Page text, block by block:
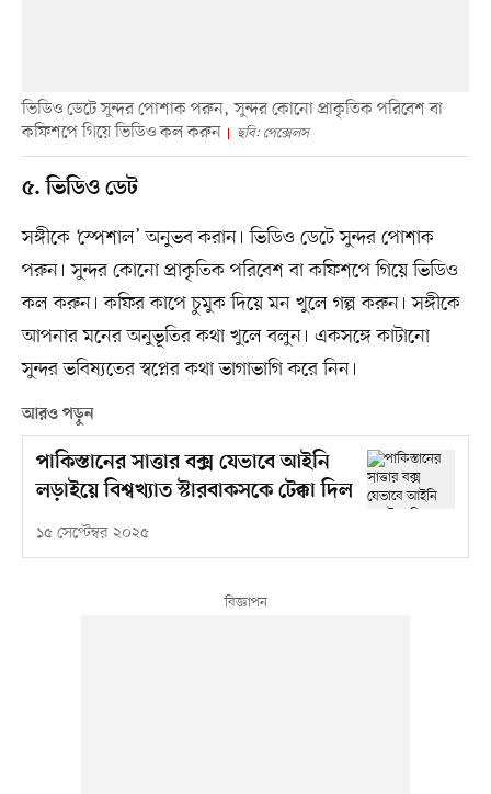
ভিডিও ডেটে সুন্দর পোশাক পরুন, সুন্দর কোনো প্রাকৃতিক পরিবেশ বা
কফিশপে গিয়ে ভিডিও কল করুন
ছবি: পেক্সেলস
৫. ভিডিও ডেট
সঙ্গীকে ‘স্পেশাল’ অনুভব করান। ভিডিও ডেটে সুন্দর পোশাক
পরুন। সুন্দর কোনো প্রাকৃতিক পরিবেশ বা কফিশপে গিয়ে ভিডিও
কল করুন। কফির কাপে চুমুক দিয়ে মন খুলে গল্প করুন। সঙ্গীকে
আপনার মনের অনুভূতির কথা খুলে বলুন। একসঙ্গে কাটানো
সুন্দর ভবিষ্যতের স্বপ্নের কথা ভাগাভাগি করে নিন।
আরও পড়ুন
পাকিস্তানের সাত্তার বক্স যেভাবে আইনি
লড়াইয়ে বিশ্বখ্যাত স্টারবাকসকে টেক্কা দিল
১৫ সেপ্টেম্বর ২০২৫